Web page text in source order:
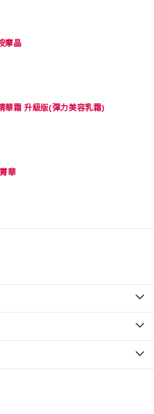
摩晶
華霜 升級版(彈力美容乳霜)
華